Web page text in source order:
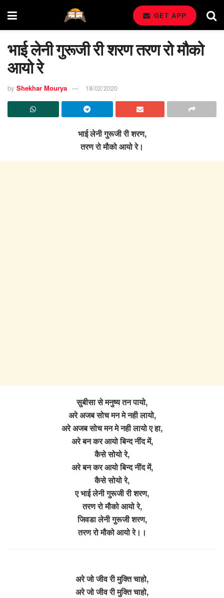
GET APP
भाई लेनी गुरूजी री शरण तरण रो मौको
आयो रे
by Shekhar Mourya 18/02/2020
भाई लेनी गुरूजी री शरण,
तरण रो मौको आयो रे।
सुबीसा से मनुष्य तन पायो,
अरे अजब सोच मन मे नही लायो,
अरे अजब सोच मन मे नही लायो ए हा,
अरे बन कर आयो बिन्द नींद में,
कैसे सोयो रे,
अरे बन कर आयो बिन्द नींद में,
कैसे सोयो रे,
ए भाई लेनी गुरूजी री शरण,
तरण रो मौको आयो रे,
जिवडा लेनी गुरूजी शरण,
तरण रो मौको आयो रे।।
अरे जो जीव री मुक्ति चाहो,
अरे जो जीव री मुक्ति चाहो,